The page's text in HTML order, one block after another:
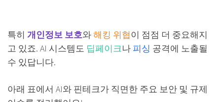
특히 개인정보 보호와해킹 위협이 점점 더 중요해지
고 있죠. AI 시스템도 딥페이크나 피싱 공격에 노출될
수 있답니다.
아래 표에서 AI와 핀테크가 직면한 주요 보안 및 규제